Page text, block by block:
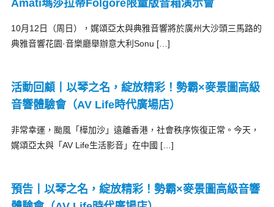
Amati瑪莎拉蒂Folgore限量版音箱演示會
10月12日（周日），娓頌亞太與典雅音響將於廣州大沙頭三馬路的
典雅音響花園·音樂廳舉辦意大利Sonu […]
活動回顧丨以琴之名，綻放精彩！勢霸×麥景圖高級
音響體驗會（AV Life時代廣場店）
非常幸運，颱風「樺加沙」遠離香港，社會秩序恢復正常。今天，
娓頌亞太與「AV Life生活影音」在中國 […]
預告丨以琴之名，綻放精彩！勢霸×麥景圖高級音響